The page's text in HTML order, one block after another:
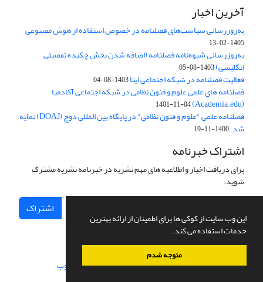
این وب سایت از کوکی ها برای اطمینان از ارائه بهترین
خدمات استفاده می کند.
متوجه شدم
آخرین اخبار
به‌روزرسانی سیاست‌های فصلنامه در خصوص استفاده از هوش مصنوعی
1405-02-13
به‌روزرسانی شیوه‌نامه فصلنامه (اضافه شدن بخش چکیده تفصیلی
انگلیسی)1403-08-05
فعالیت فصلنامه در شبکه اجتماعی ایتا1403-08-04
فصلنامه های علمی علوم و فنون نظامی در شبکه اجتماعی آکادمیا
(Academia.edu)
1401-11-04
فصلنامه علمی "علوم و فنون نظامی" در پایگاه بین المللی دوج (DOAJ) نمایه
شد.1400-11-19
اشتراک خبرنامه
برای دریافت اخبار و اطلاعیه های مهم نشریه در خبرنامه نشریه مشترک
شوید.
اشتراک
سامانه مدیریت نشریات علمی.طراحی و پیاده سازی از سیناوب